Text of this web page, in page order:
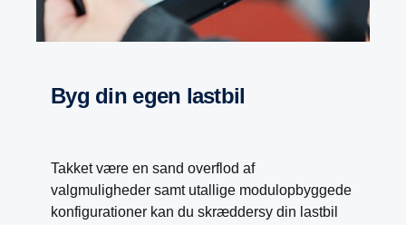
Byg din egen lastbil
Takket være en sand overflod af
valgmuligheder samt utallige modulopbyggede
konfigurationer kan du skræddersy din lastbil